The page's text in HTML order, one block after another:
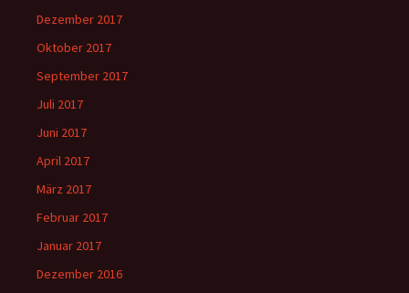
Dezember 2017
Oktober 2017
September 2017
Juli 2017
Juni 2017
April 2017
März 2017
Februar 2017
Januar 2017
Dezember 2016